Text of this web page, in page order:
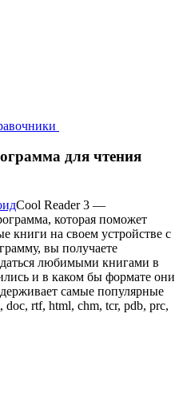
для чтения
Cool Reader 3 —
которая поможет
книги на своем устройстве с
вы получаете
любимыми книгами в
и в каком бы формате они
самые популярные
rtf, html, chm, tcr, pdb, prc,